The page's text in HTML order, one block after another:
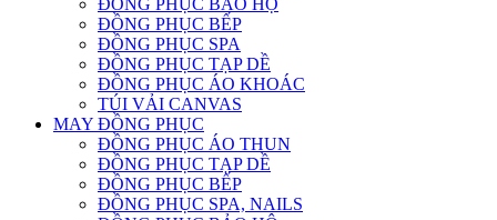
ĐỒNG PHỤC BẢO HỘ
ĐỒNG PHỤC BẾP
ĐỒNG PHỤC SPA
ĐỒNG PHỤC TẠP DỀ
ĐỒNG PHỤC ÁO KHOÁC
TÚI VẢI CANVAS
MAY ĐỒNG PHỤC
ĐỒNG PHỤC ÁO THUN
ĐỒNG PHỤC TẠP DỀ
ĐỒNG PHỤC BẾP
ĐỒNG PHỤC SPA, NAILS